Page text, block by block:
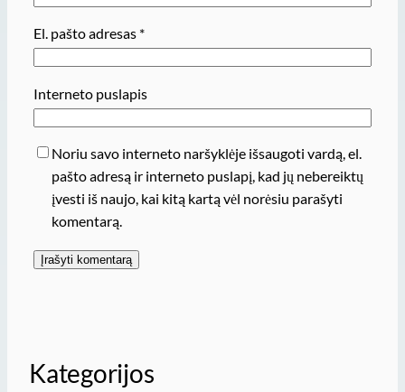
El. pašto adresas *
Interneto puslapis
Noriu savo interneto naršyklėje išsaugoti vardą, el.
pašto adresą ir interneto puslapį, kad jų nebereiktų
įvesti iš naujo, kai kitą kartą vėl norėsiu parašyti
komentarą.
Kategorijos